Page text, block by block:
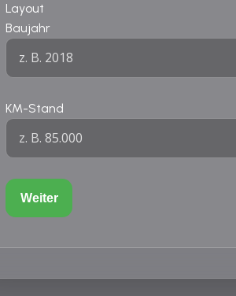
Layout
Baujahr
KM-Stand
Weiter